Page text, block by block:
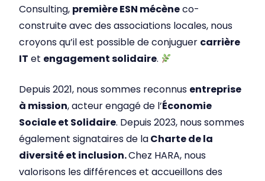
Consulting, première ESN mécèneco-
construite avec des associations locales, nous
croyons qu’il est possible de conjuguer carrière
IT et engagement solidaire.
Depuis 2021, nous sommes reconnus entreprise
à mission, acteur engagé de l’Économie
Sociale et Solidaire. Depuis 2023, nous sommes
également signataires de laCharte de la
diversité et inclusion.Chez HARA, nous
valorisons les différences et accueillons des